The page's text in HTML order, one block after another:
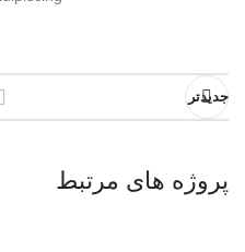
جدیدتر
پروژه های مرتبط